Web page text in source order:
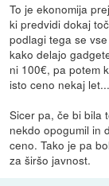
To je ekonomija
ki predvidi dokaj
podlagi tega se
kako delajo
ni 100€, pa potem
isto ceno nekaj let...
Sicer pa, če bi bila
nekdo opogumil in
ceno. Tako je pa
za širšo javnost.